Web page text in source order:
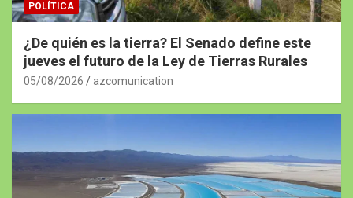
POLÍTICA
¿De quién es la tierra? El Senado define este
jueves el futuro de la Ley de Tierras Rurales
05/08/2026 azcomunication